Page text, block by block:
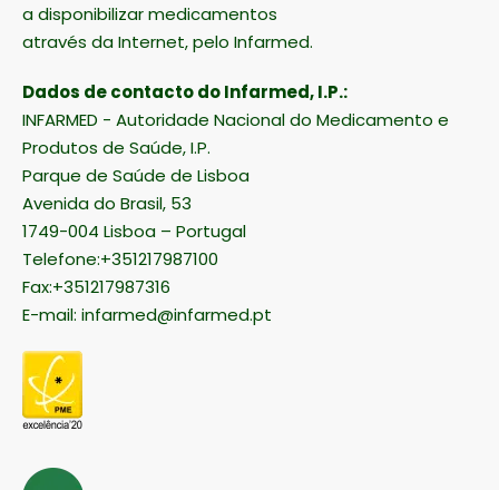
a disponibilizar medicamentos
através da Internet, pelo Infarmed.
Dados de contacto do Infarmed, I.P.:
INFARMED - Autoridade Nacional do Medicamento e
Produtos de Saúde, I.P.
Parque de Saúde de Lisboa
Avenida do Brasil, 53
1749-004 Lisboa – Portugal
Telefone:+351217987100
Fax:+351217987316
E-mail: infarmed@infarmed.pt